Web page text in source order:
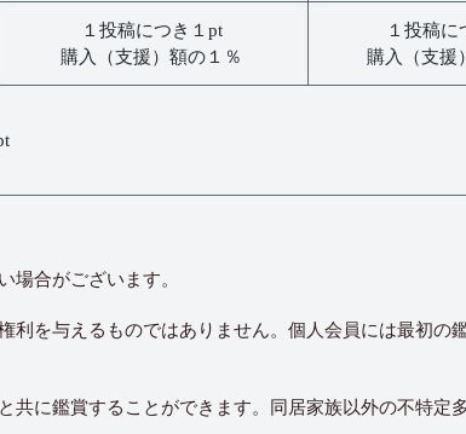
１投稿につき１pt
購入（支援）額の１％
１投稿に
購入（支援
合がございます。
を与えるものではありません。個人会員には最初の
に鑑賞することができます。同居家族以外の不特定